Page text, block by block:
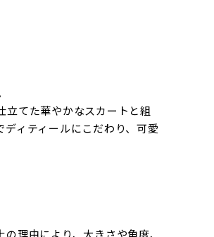
立てた華やかなスカートと組
ィティールにこだわり、可愛
理由により、大きさや角度、